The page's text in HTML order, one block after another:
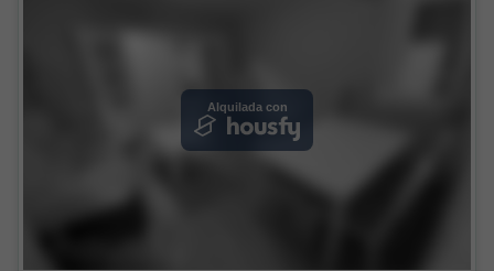
Alquilada con